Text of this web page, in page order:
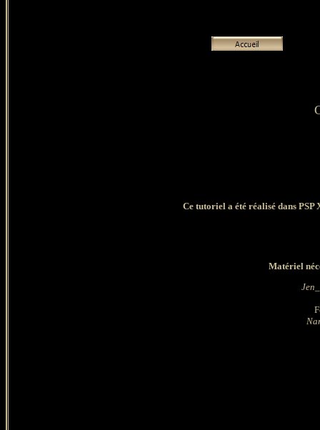
Ce tutoriel a été réalisé dans PSP
Matériel